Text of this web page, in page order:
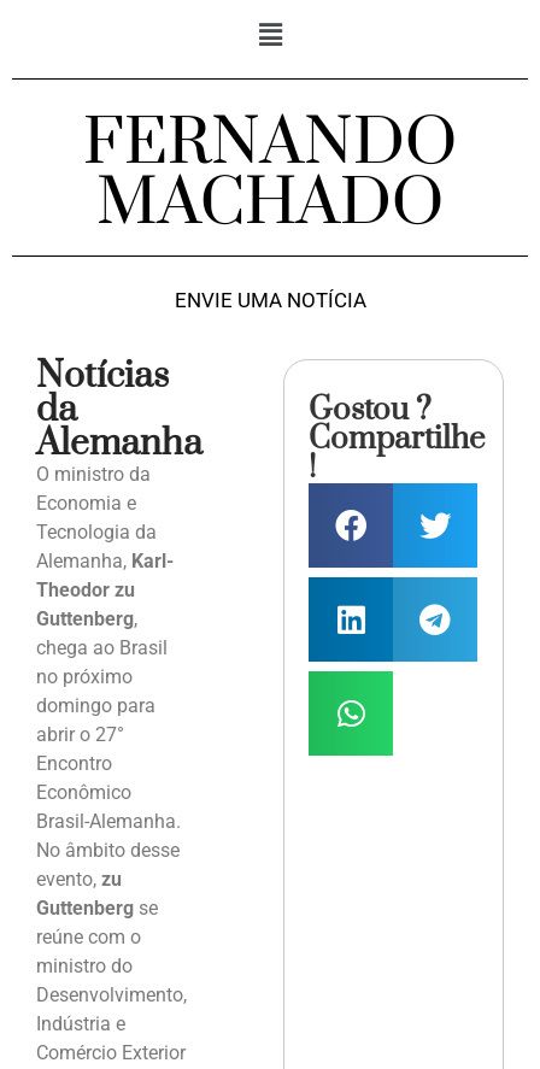
FERNANDO
MACHADO
ENVIE UMA NOTÍCIA
Notícias
da
Alemanha
O ministro da
Economia e
Tecnologia da
Alemanha, Karl-
Theodor zu
Guttenberg,
chega ao Brasil
no próximo
domingo para
abrir o 27°
Encontro
Econômico
Brasil-Alemanha.
No âmbito desse
evento, zu
Guttenberg se
reúne com o
ministro do
Desenvolvimento,
Indústria e
Comércio Exterior
Gostou ?
Compartilhe
!